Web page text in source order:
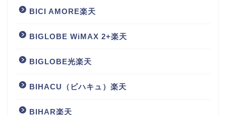
BICI AMORE楽天
BIGLOBE WiMAX 2+楽天
BIGLOBE光楽天
BIHACU（ビハキュ）楽天
BIHAR楽天